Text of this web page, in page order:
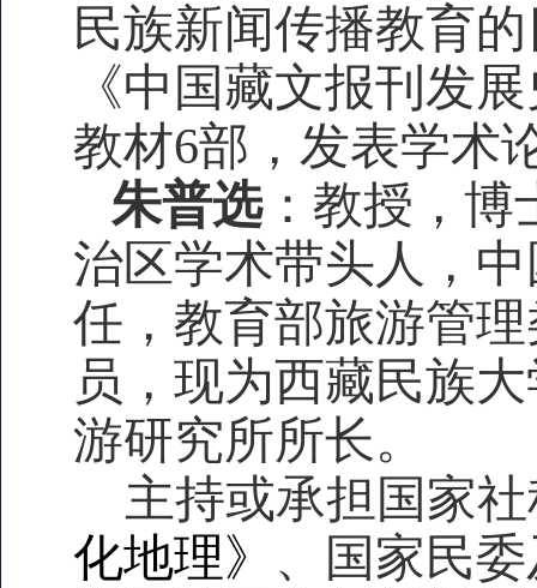
民族新闻传播教育
《中国藏文报刊发
教材6部，发表学术
朱普选：教授，博
治区学术带头人，
任，教育部旅游管
员，现为西藏民族
游研究所所长。
主持或承担国家
化地理》 、国家民